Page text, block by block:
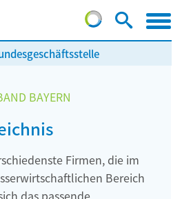
BAYERN
Firmen, die im
Bereich
das passende